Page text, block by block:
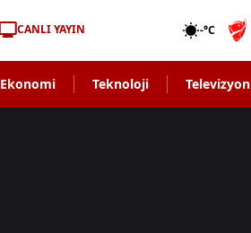
CANLI YAYIN -°C
Ekonomi Teknoloji Televizyon